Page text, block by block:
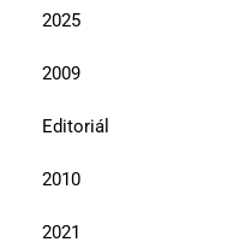
2025
2009
Editoriál
2010
2021